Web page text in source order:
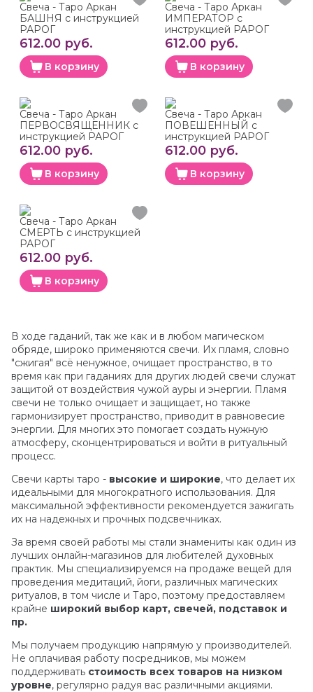
Свеча - Таро Аркан
БАШНЯ с инструкцией
РАРОГ
612.00 руб.
В корзину
Свеча - Таро Аркан
ИМПЕРАТОР с
инструкцией РАРОГ
612.00 руб.
В корзину
Свеча - Таро Аркан
ПЕРВОСВЯЩЕННИК с
инструкцией РАРОГ
612.00 руб.
В корзину
Свеча - Таро Аркан
ПОВЕШЕННЫЙ с
инструкцией РАРОГ
612.00 руб.
В корзину
Свеча - Таро Аркан
СМЕРТЬ с инструкцией
РАРОГ
612.00 руб.
В корзину
В ходе гаданий, так же как и в любом магическом
обряде, широко применяются свечи. Их пламя, словно
"сжигая" всё ненужное, очищает пространство, в то
время как при гаданиях для других людей свечи служат
защитой от воздействия чужой ауры и энергии. Пламя
свечи не только очищает и защищает, но также
гармонизирует пространство, приводит в равновесие
энергии. Для многих это помогает создать нужную
атмосферу, сконцентрироваться и войти в ритуальный
процесс.
Свечи карты таро - высокие и широкие, что делает их
идеальными для многократного использования. Для
максимальной эффективности рекомендуется зажигать
их на надежных и прочных подсвечниках.
За время своей работы мы стали знамениты как один из
лучших онлайн-магазинов для любителей духовных
практик. Мы специализируемся на продаже вещей для
проведения медитаций, йоги, различных магических
ритуалов, в том числе и Таро, поэтому предоставляем
крайне широкий выбор карт, свечей, подставок и
пр.
Мы получаем продукцию напрямую у производителей.
Не оплачивая работу посредников, мы можем
поддерживать стоимость всех товаров на низком
уровне, регулярно радуя вас различными акциями.